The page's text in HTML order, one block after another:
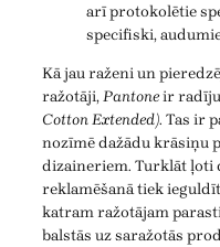
arī protokolētie
specifiski,
Kā jau raženi un
ražotāji,Pantoneir
Cotton Extended). Tas ir
nozīmē dažādu krāsiņu
dizaineriem. Turklāt ļoti
reklamēšanā tiek
katram ražotājam
balstās uz saražotās